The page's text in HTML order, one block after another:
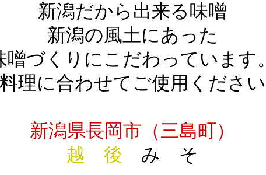
新潟だから出来る味噌
新潟の風土にあった
噌づくりにこだわっています。
料理に合わせてご使用ください
新潟県長岡市（三島町）
越
後 み そ